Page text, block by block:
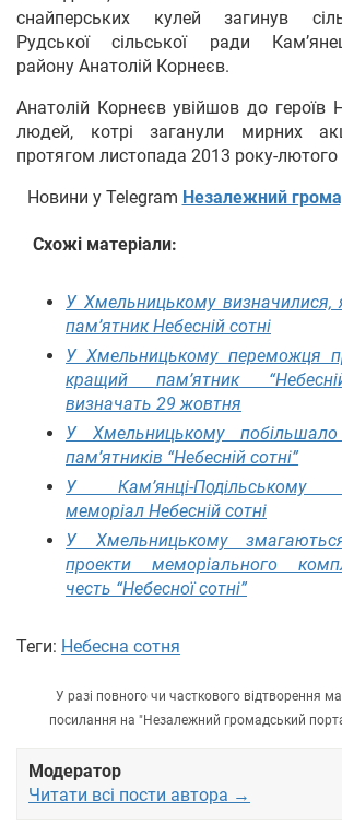
снайперських кулей загинув
Рудської сільської ради
району Анатолій Корнеєв.
Анатолій Корнеєв увійшов до героїв
людей, котрі заганули мирних
протягом листопада 2013 року-лютого
Новини у Telegram Незалежний
Схожі матеріали:
У Хмельницькому визначилися,
пам’ятник Небесній сотні
У Хмельницькому переможця
кращий пам’ятник
визначать 29 жовтня
У Хмельницькому побільшало
пам’ятників “Небесній сотні”
У Кам’янці-Подільському
меморіал Небесній сотні
У Хмельницькому
проекти меморіального
честь “Небесної сотні”
Теги: Небесна сотня
У разі повного чи часткового відтворення
посилання на "Незалежний громадський
Модератор
Читати всі пости автора →